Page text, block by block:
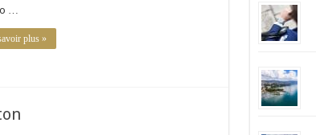
…
plus »